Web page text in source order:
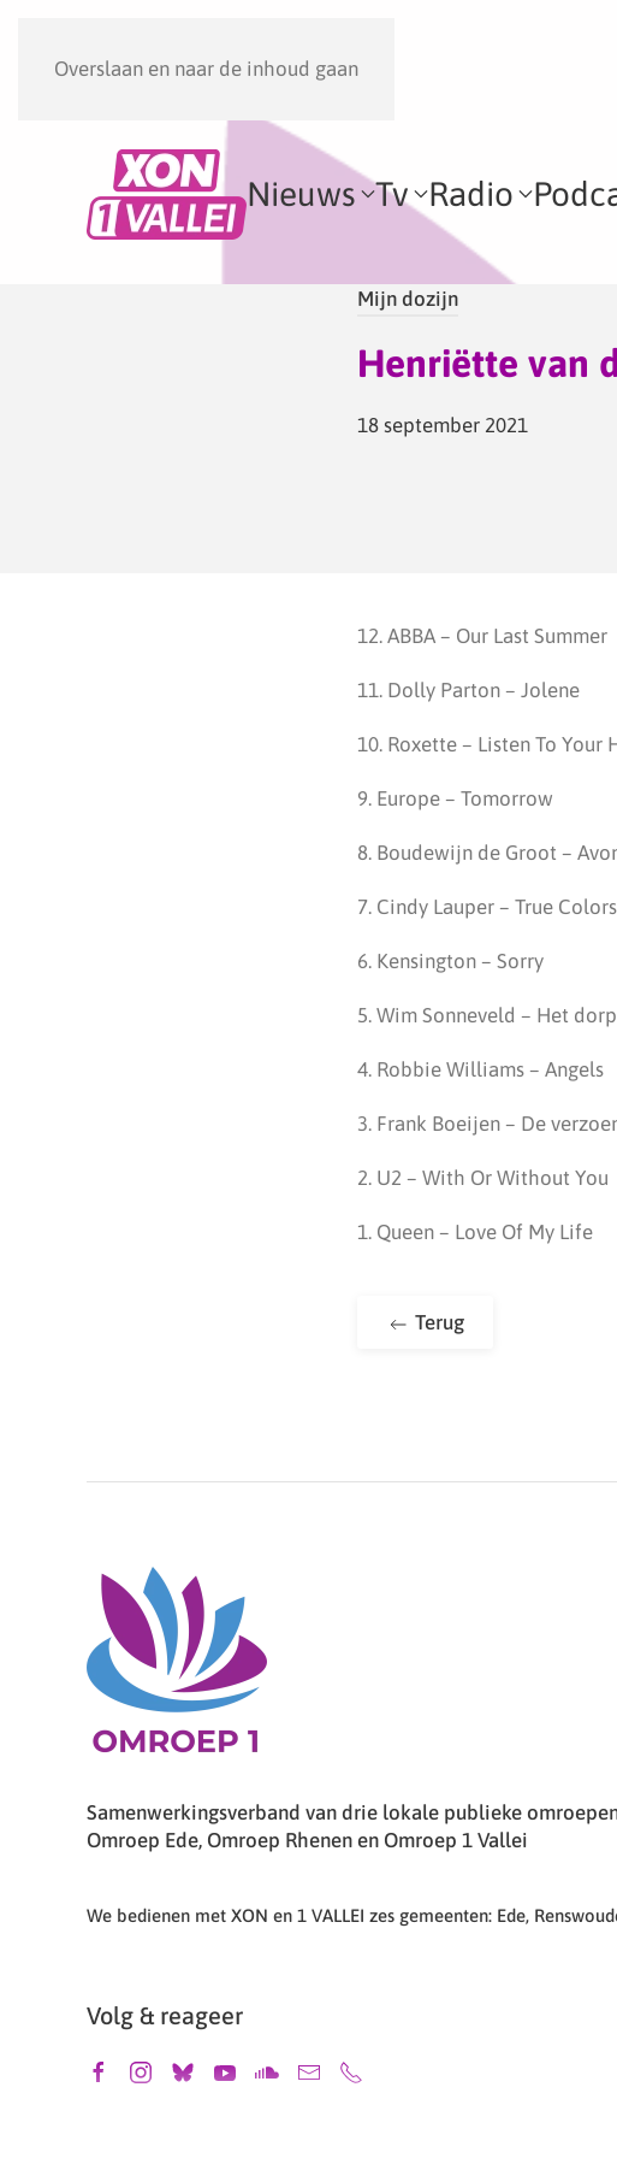
Overslaan en naar de inhoud gaan
Nieuws Tv Radio
Mijn dozijn
Henriëtte van
18 september 2021
12. ABBA – Our Last Summer
11. Dolly Parton – Jolene
10. Roxette – Listen To Your
9. Europe – Tomorrow
8. Boudewijn de Groot –
7. Cindy Lauper – True Colors
6. Kensington – Sorry
5. Wim Sonneveld – Het dorp
4. Robbie Williams – Angels
3. Frank Boeijen – De
2. U2 – With Or Without You
1. Queen – Love Of My Life
Terug
Samenwerkingsverband van drie lokale publieke
Omroep Ede, Omroep Rhenen en Omroep 1 Vallei
We bedienen met XON en 1 VALLEI zes gemeenten: Ede,
Volg & reageer